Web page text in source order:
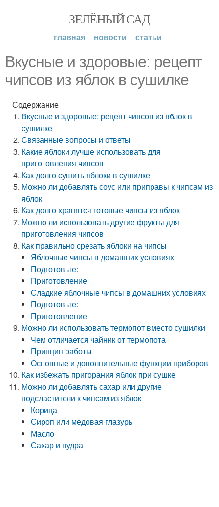
ЗЕЛЁНЫЙ САД
главная новости статьи
Вкусные и здоровые: рецепт
чипсов из яблок в сушилке
Содержание
Вкусные и здоровые: рецепт чипсов из яблок в
сушилке
Связанные вопросы и ответы
Какие яблоки лучше использовать для
приготовления чипсов
Как долго сушить яблоки в сушилке
Можно ли добавлять соус или приправы к чипсам из
яблок
Как долго хранятся готовые чипсы из яблок
Можно ли использовать другие фрукты для
приготовления чипсов
Как правильно срезать яблоки на чипсы
Яблочные чипсы в домашних условиях
Подготовьте:
Приготовление:
Сладкие яблочные чипсы в домашних условиях
Подготовьте:
Приготовление:
Можно ли использовать термопот вместо сушилки
Чем отличается чайник от термопота
Принцип работы
Основные и дополнительные функции приборов
Как избежать пригорания яблок при сушке
Можно ли добавлять сахар или другие
подсластители к чипсам из яблок
Корица
Сироп или медовая глазурь
Масло
Сахар и пудра